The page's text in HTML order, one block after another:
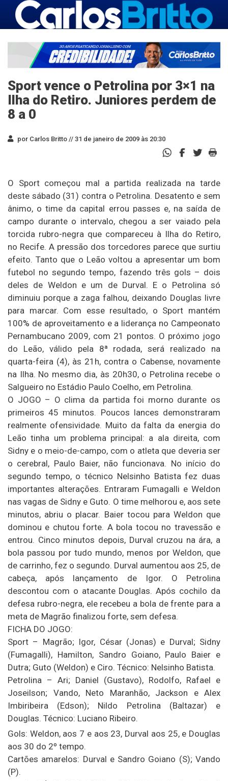
Sport vence o Petrolina por 3×1 na
Ilha do Retiro. Juniores perdem de
8 a 0
por Carlos Britto // 31 de janeiro de 2009 às 20:30
O Sport começou mal a partida realizada na tarde
deste sábado (31) contra o Petrolina. Desatento e sem
ânimo, o time da capital errou passes e, na saída de
campo durante o intervalo, chegou a ser vaiado pela
torcida rubro-negra que compareceu à Ilha do Retiro,
no Recife. A pressão dos torcedores parece que surtiu
efeito. Tanto que o Leão voltou a apresentar um bom
futebol no segundo tempo, fazendo três gols – dois
deles de Weldon e um de Durval. E o Petrolina só
diminuiu porque a zaga falhou, deixando Douglas livre
para marcar. Com esse resultado, o Sport mantém
100% de aproveitamento e a liderança no Campeonato
Pernambucano 2009, com 21 pontos. O próximo jogo
do Leão, válido pela 8ª rodada, será realizado na
quarta-feira (4), às 21h, contra o Cabense, novamente
na Ilha. No mesmo dia, às 20h30, o Petrolina recebe o
Salgueiro no Estádio Paulo Coelho, em Petrolina.
O JOGO – O clima da partida foi morno durante os
primeiros 45 minutos. Poucos lances demonstraram
realmente ofensividade. Muito da falta da energia do
Leão tinha um problema principal: a ala direita, com
Sidny e o meio-de-campo, com o atleta que deveria ser
o cerebral, Paulo Baier, não funcionava. No início do
segundo tempo, o técnico Nelsinho Batista fez duas
importantes alterações. Entraram Fumagalli e Weldon
nas vagas de Sidny e Guto. O time melhorou e, aos sete
minutos, abriu o placar. Baier tocou para Weldon que
dominou e chutou forte. A bola tocou no travessão e
entrou. Cinco minutos depois, Durval cruzou na ára, a
bola passou por tudo mundo, menos por Weldon, que
de carrinho, fez o segundo. Durval aumentou aos 25, de
cabeça, após lançamento de Igor. O Petrolina
descontou com o atacante Douglas. Após cochilo da
defesa rubro-negra, ele recebeu a bola de frente para a
meta de Magrão finalizou forte, sem defesa.
FICHA DO JOGO:
Sport – Magrão; Igor, César (Jonas) e Durval; Sidny
(Fumagalli), Hamilton, Sandro Goiano, Paulo Baier e
Dutra; Guto (Weldon) e Ciro. Técnico: Nelsinho Batista.
Petrolina – Ari; Daniel (Gustavo), Rodolfo, Rafael e
Joseilson; Vando, Neto Maranhão, Jackson e Alex
Imbiribeira (Edson); Nildo Petrolina (Baltazar) e
Douglas. Técnico: Luciano Ribeiro.
Gols: Weldon, aos 7 e aos 23, Durval aos 25, e Douglas
aos 30 do 2º tempo.
Cartões amarelos: Durval e Sandro Goiano (S); Vando
(P).